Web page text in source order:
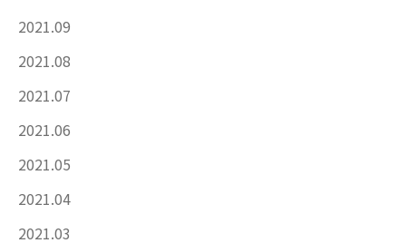
2021.09
2021.08
2021.07
2021.06
2021.05
2021.04
2021.03